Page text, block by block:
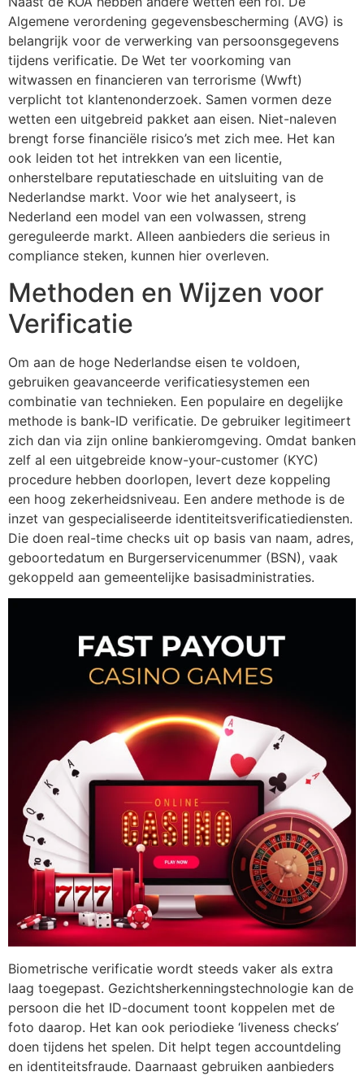
Algemene verordening gegevensbescherming (AVG) is
belangrijk voor de verwerking van persoonsgegevens
tijdens verificatie. De Wet ter voorkoming van
witwassen en financieren van terrorisme (Wwft)
verplicht tot klantenonderzoek. Samen vormen deze
wetten een uitgebreid pakket aan eisen. Niet-naleven
brengt forse financiële risico’s met zich mee. Het kan
ook leiden tot het intrekken van een licentie,
onherstelbare reputatieschade en uitsluiting van de
Nederlandse markt. Voor wie het analyseert, is
Nederland een model van een volwassen, streng
gereguleerde markt. Alleen aanbieders die serieus in
compliance steken, kunnen hier overleven.
Methoden en Wijzen voor
Verificatie
Om aan de hoge Nederlandse eisen te voldoen,
gebruiken geavanceerde verificatiesystemen een
combinatie van technieken. Een populaire en degelijke
methode is bank-ID verificatie. De gebruiker legitimeert
zich dan via zijn online bankieromgeving. Omdat banken
zelf al een uitgebreide know-your-customer (KYC)
procedure hebben doorlopen, levert deze koppeling
een hoog zekerheidsniveau. Een andere methode is de
inzet van gespecialiseerde identiteitsverificatiediensten.
Die doen real-time checks uit op basis van naam, adres,
geboortedatum en Burgerservicenummer (BSN), vaak
gekoppeld aan gemeentelijke basisadministraties.
Biometrische verificatie wordt steeds vaker als extra
laag toegepast. Gezichtsherkenningstechnologie kan de
persoon die het ID-document toont koppelen met de
foto daarop. Het kan ook periodieke ‘liveness checks’
doen tijdens het spelen. Dit helpt tegen accountdeling
en identiteitsfraude. Daarnaast gebruiken aanbieders